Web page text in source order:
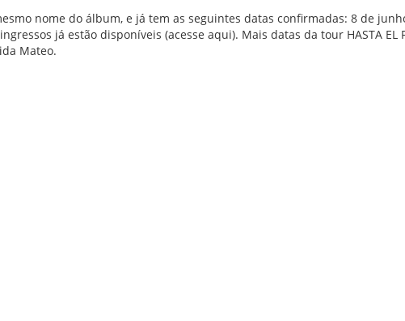
nome do álbum, e já tem as seguintes datas confirmadas: 8 de
já estão disponíveis (acesse aqui). Mais datas da tour HASTA
Mateo.